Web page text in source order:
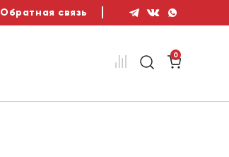
Обратная связь
0